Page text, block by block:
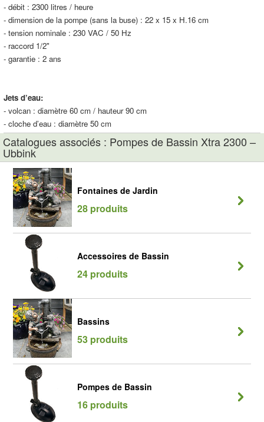
- débit : 2300 litres / heure
- dimension de la pompe (sans la buse) : 22 x 15 x H.16 cm
- tension nominale : 230 VAC / 50 Hz
- raccord 1/2"
- garantie : 2 ans
Jets d’eau:
- volcan : diamètre 60 cm / hauteur 90 cm
- cloche d’eau : diamètre 50 cm
Catalogues associés : Pompes de Bassin Xtra 2300 –
Ubbink
Fontaines de Jardin
28 produits
Accessoires de Bassin
24 produits
Bassins
53 produits
Pompes de Bassin
16 produits